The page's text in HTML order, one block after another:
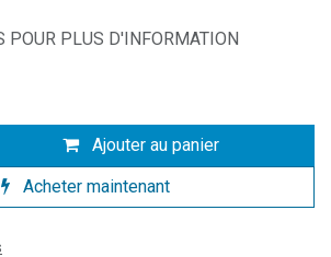
POUR PLUS D'INFORMATION
Ajouter au panier
Acheter maintenant